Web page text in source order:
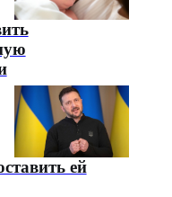
ей